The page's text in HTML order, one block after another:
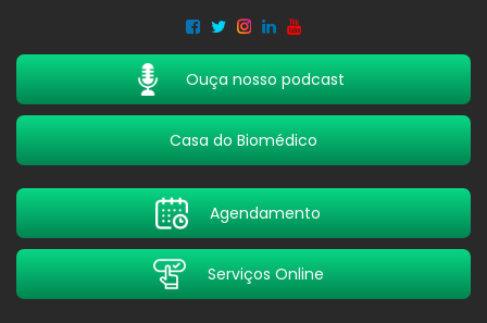
conteúdo
navegação
Ouça nosso podcast
Casa do Biomédico
Agendamento
Serviços Online